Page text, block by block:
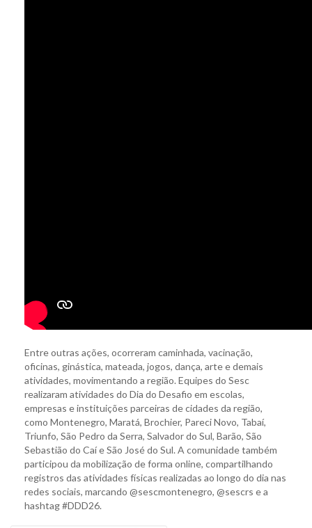
Entre outras ações, ocorreram caminhada, vacinação,
oficinas, ginástica, mateada, jogos, dança, arte e demais
atividades, movimentando a região. Equipes do Sesc
realizaram atividades do Dia do Desafio em escolas,
empresas e instituições parceiras de cidades da região,
como Montenegro, Maratá, Brochier, Pareci Novo, Tabaí,
Triunfo, São Pedro da Serra, Salvador do Sul, Barão, São
Sebastião do Caí e São José do Sul. A comunidade também
participou da mobilização de forma online, compartilhando
registros das atividades físicas realizadas ao longo do dia nas
redes sociais, marcando @sescmontenegro, @sescrs e a
hashtag #DDD26.